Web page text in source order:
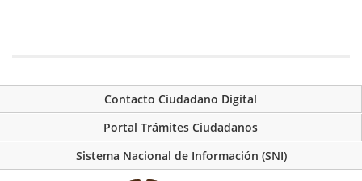
Contacto Ciudadano Digital
Portal Trámites Ciudadanos
Sistema Nacional de Información (SNI)